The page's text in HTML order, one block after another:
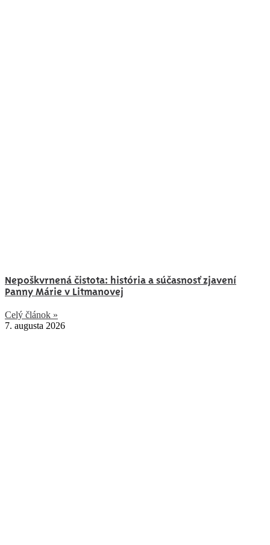
Nepoškvrnená čistota: história a súčasnosť zjavení
Panny Márie v Litmanovej
Celý článok »
7. augusta 2026